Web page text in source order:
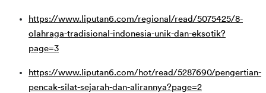
https://www.liputan6.com/regional/read/5075425/8-
olahraga-tradisional-indonesia-unik-dan-eksotik?
page=3
https://www.liputan6.com/hot/read/5287690/pengertian-
pencak-silat-sejarah-dan-alirannya?page=2